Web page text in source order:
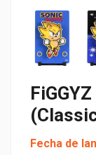
Fecha de